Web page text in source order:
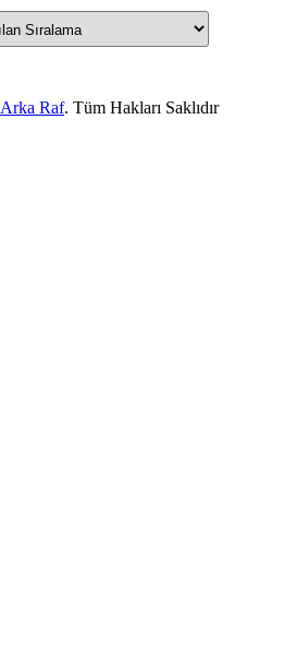
Arka Raf. Tüm Hakları Saklıdır